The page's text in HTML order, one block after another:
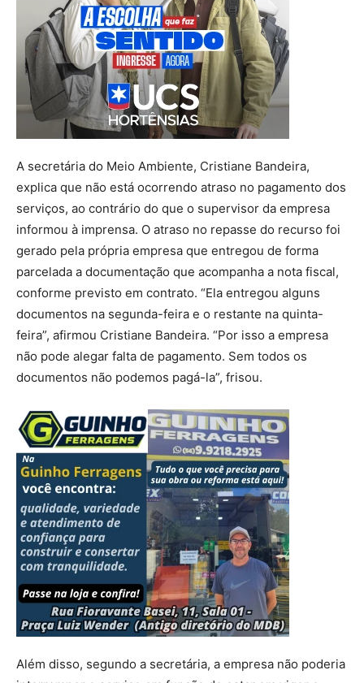
A secretária do Meio Ambiente, Cristiane Bandeira,
explica que não está ocorrendo atraso no pagamento dos
serviços, ao contrário do que o supervisor da empresa
informou à imprensa. O atraso no repasse do recurso foi
gerado pela própria empresa que entregou de forma
parcelada a documentação que acompanha a nota fiscal,
conforme previsto em contrato. “Ela entregou alguns
documentos na segunda-feira e o restante na quinta-
feira”, afirmou Cristiane Bandeira. “Por isso a empresa
não pode alegar falta de pagamento. Sem todos os
documentos não podemos pagá-la”, frisou.
Além disso, segundo a secretária, a empresa não poderia